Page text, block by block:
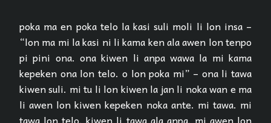
poka ma en poka telo la kasi suli moli li lon insa –
“lon ma mi la kasi ni li kama ken ala awen lon tenpo
pi pini ona. ona kiwen li anpa wawa la mi kama
kepeken ona lon telo. o lon poka mi” – ona li tawa
kiwen suli. mi tu li lon kiwen la jan li noka wan e ma
li awen lon kiwen kepeken noka ante. mi tawa. mi